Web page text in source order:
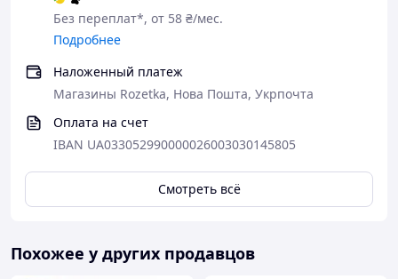
устойчив к ударам.
На данный закаточный ключ
завода-производителя — 24 месяца.
Без переплат*, от 58 ₴/мес.
Подробнее
Наложенный платеж
Магазины Rozetka, Нова Пошта, Укрпочта
Оплата на счет
IBAN UA033052990000026003030145805
Смотреть всё
Похожее у других продавцов